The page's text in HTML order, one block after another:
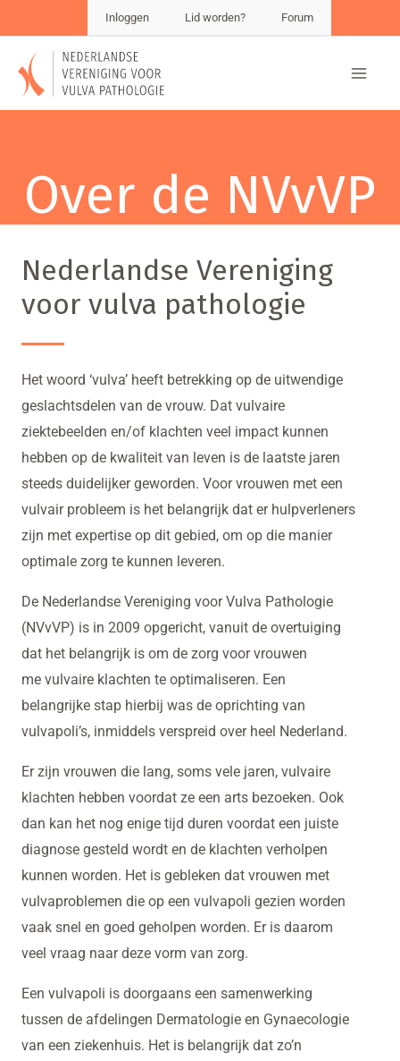
Inloggen Lid worden? Forum
Over de NVvVP
Nederlandse Vereniging
voor vulva pathologie
Het woord ‘vulva’ heeft betrekking op de uitwendige
geslachtsdelen van de vrouw. Dat vulvaire
ziektebeelden en/of klachten veel impact kunnen
hebben op de kwaliteit van leven is de laatste jaren
steeds duidelijker geworden. Voor vrouwen met een
vulvair probleem is het belangrijk dat er hulpverleners
zijn met expertise op dit gebied, om op die manier
optimale zorg te kunnen leveren.
De Nederlandse Vereniging voor Vulva Pathologie
(NVvVP) is in 2009 opgericht, vanuit de overtuiging
dat het belangrijk is om de zorg voor vrouwen
me vulvaire klachten te optimaliseren. Een
belangrijke stap hierbij was de oprichting van
vulvapoli’s, inmiddels verspreid over heel Nederland.
Er zijn vrouwen die lang, soms vele jaren, vulvaire
klachten hebben voordat ze een arts bezoeken. Ook
dan kan het nog enige tijd duren voordat een juiste
diagnose gesteld wordt en de klachten verholpen
kunnen worden. Het is gebleken dat vrouwen met
vulvaproblemen die op een vulvapoli gezien worden
vaak snel en goed geholpen worden. Er is daarom
veel vraag naar deze vorm van zorg.
Een vulvapoli is doorgaans een samenwerking
tussen de afdelingen Dermatologie en Gynaecologie
van een ziekenhuis. Het is belangrijk dat zo’n